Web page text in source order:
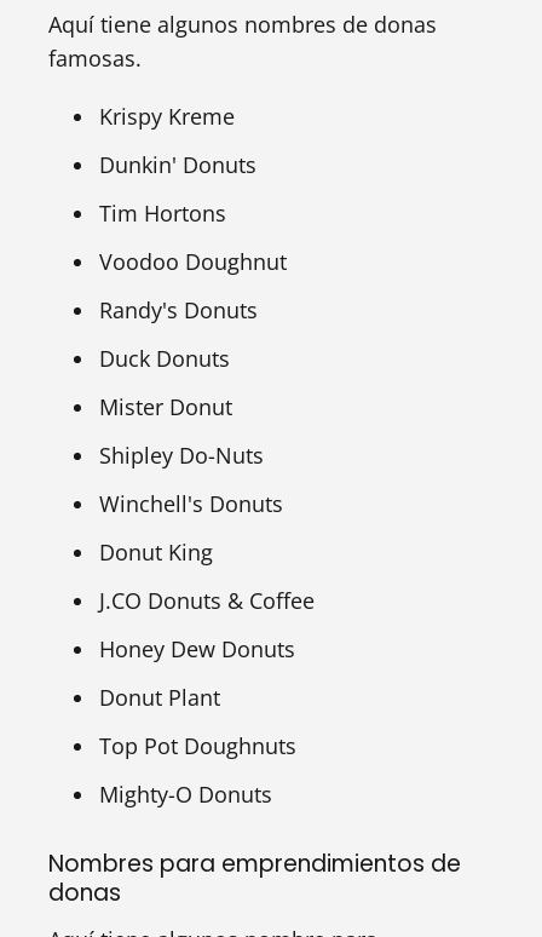
Aquí tiene algunos nombres de donas
famosas.
Krispy Kreme
Dunkin' Donuts
Tim Hortons
Voodoo Doughnut
Randy's Donuts
Duck Donuts
Mister Donut
Shipley Do-Nuts
Winchell's Donuts
Donut King
J.CO Donuts & Coffee
Honey Dew Donuts
Donut Plant
Top Pot Doughnuts
Mighty-O Donuts
Nombres para emprendimientos de
donas